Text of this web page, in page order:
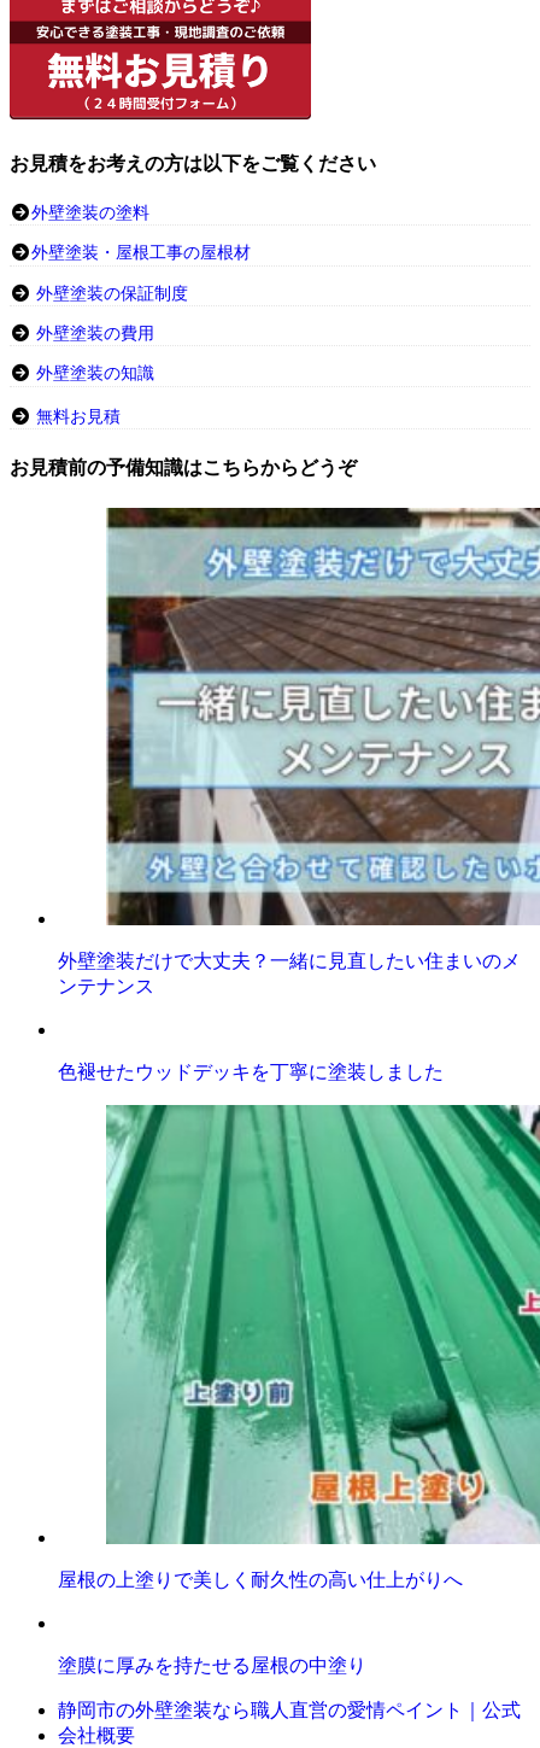
お見積をお考えの方は以下をご覧ください
外壁塗装の塗料
外壁塗装・屋根工事の屋根材
外壁塗装の保証制度
外壁塗装の費用
外壁塗装の知識
無料お見積
お見積前の予備知識はこちらからどうぞ
外壁塗装だけで大丈夫？一緒に見直したい住まいのメ
ンテナンス
色褪せたウッドデッキを丁寧に塗装しました
屋根の上塗りで美しく耐久性の高い仕上がりへ
塗膜に厚みを持たせる屋根の中塗り
静岡市の外壁塗装なら職人直営の愛情ペイント｜公式
会社概要